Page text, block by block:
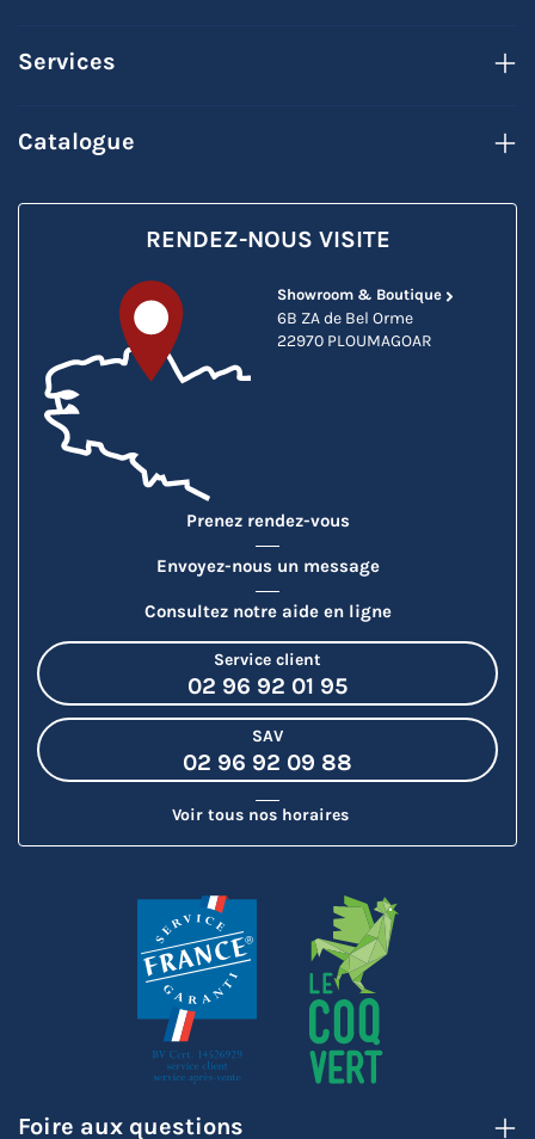
Services
Catalogue
RENDEZ-NOUS VISITE
Showroom & Boutique
6B ZA de Bel Orme
22970 PLOUMAGOAR
Prenez rendez-vous
Envoyez-nous un message
Consultez notre aide en ligne
Service client
02 96 92 01 95
SAV
02 96 92 09 88
Voir tous nos horaires
Foire aux questions